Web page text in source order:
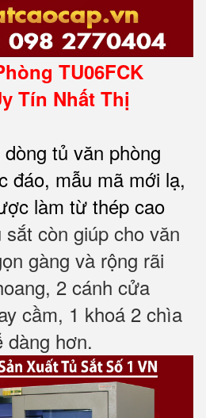
TU06FCK
Tín Nhất Thị
tủ văn phòng
đáo, mẫu mã mới lạ,
làm từ thép cao
còn giúp cho văn
gàng và rộng rãi
2 cánh cửa
cầm, 1 khoá 2 chìa
dàng hơn.